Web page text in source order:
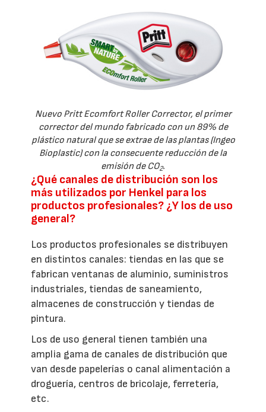
Nuevo Pritt Ecomfort Roller Corrector, el primer
corrector del mundo fabricado con un 89% de
plástico natural que se extrae de las plantas (Ingeo
Bioplastic) con la consecuente reducción de la
emisión de CO2.
¿Qué canales de distribución son los
más utilizados por Henkel para los
productos profesionales? ¿Y los de uso
general?
Los productos profesionales se distribuyen
en distintos canales: tiendas en las que se
fabrican ventanas de aluminio, suministros
industriales, tiendas de saneamiento,
almacenes de construcción y tiendas de
pintura.
Los de uso general tienen también una
amplia gama de canales de distribución que
van desde papelerías o canal alimentación a
droguería, centros de bricolaje, ferretería,
etc.